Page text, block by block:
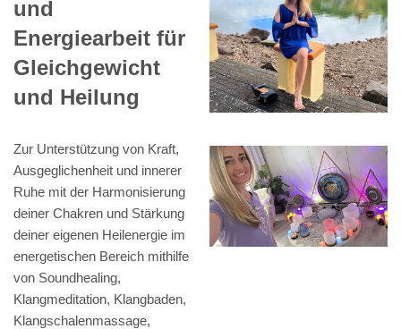
und
Energiearbeit für
Gleichgewicht
und Heilung
Zur Unterstützung von Kraft,
Ausgeglichenheit und innerer
Ruhe mit der Harmonisierung
deiner Chakren und Stärkung
deiner eigenen Heilenergie im
energetischen Bereich mithilfe
von Soundhealing,
Klangmeditation, Klangbaden,
Klangschalenmassage,